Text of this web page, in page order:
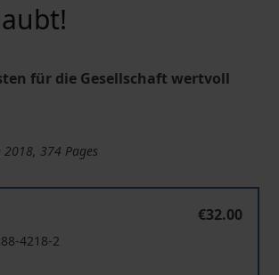
für die Gesellschaft wertvoll
374 Pages
€32.00
4218-2